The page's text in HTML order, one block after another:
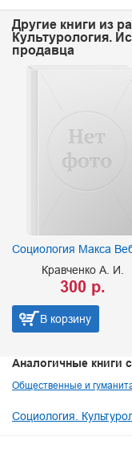
Другие книги из
Культурология.
продавца
Социология Макса
Кравченко А. И.
300 р.
В корзину
Аналогичные книги
Общественные и
Социология.